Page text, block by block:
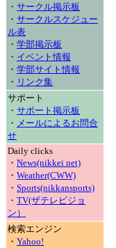
・ サークル掲示板
・ サークルスケジュー
ル表
・ 学部掲示板
・ イベント情報
・ 学部サイト情報
・ リンク集
サポート
・ サポート掲示板
・ メールによるお問合
せ
Daily clicks
・ News(nikkei net)
・ Weather(CWW)
・ Sports(nikkansports)
・ TV(ザテレビジョ
ン）
検索エンジン
・ Yahoo!